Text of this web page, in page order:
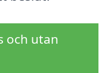
och utan